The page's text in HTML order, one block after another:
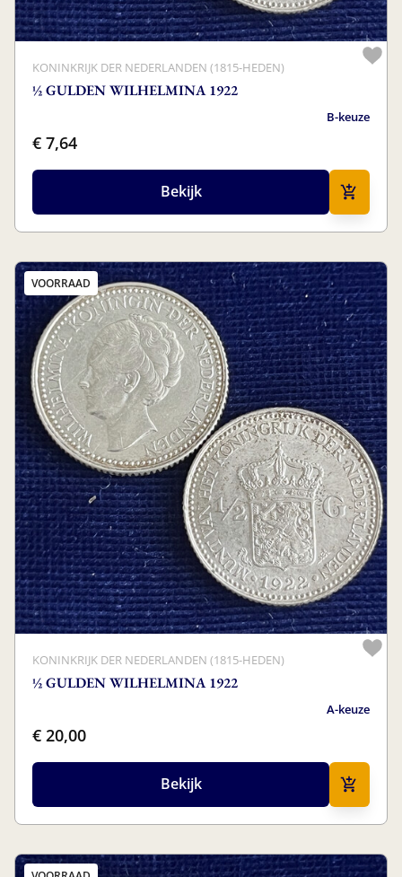
KONINKRIJK DER NEDERLANDEN (1815-HEDEN)
½ GULDEN WILHELMINA 1922
B-keuze
€ 7,64
Bekijk
VOORRAAD
KONINKRIJK DER NEDERLANDEN (1815-HEDEN)
½ GULDEN WILHELMINA 1922
A-keuze
€ 20,00
Bekijk